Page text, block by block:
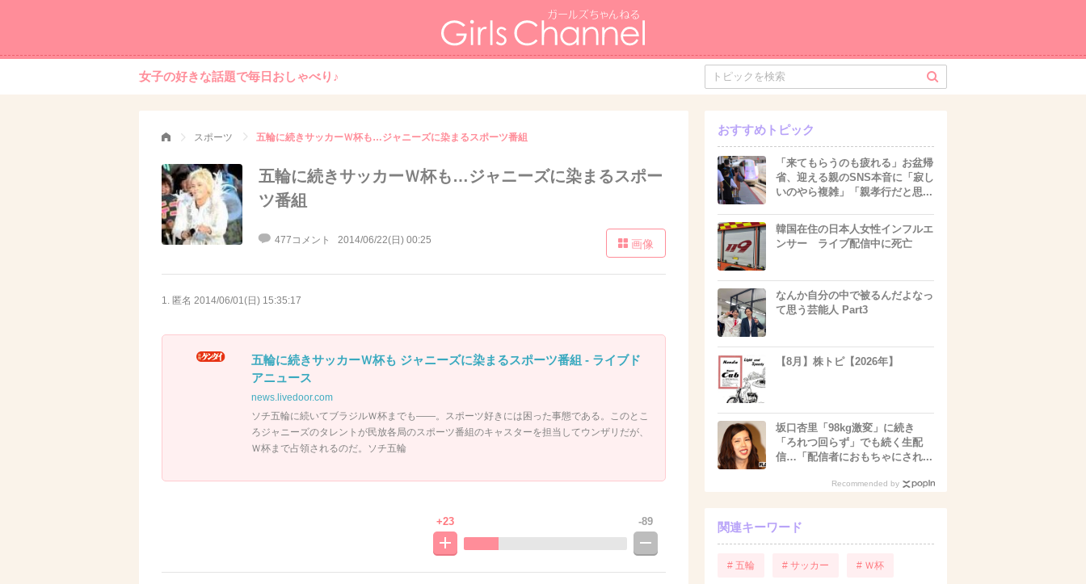
女子の好きな話題で毎日おしゃべり♪
スポーツ 五輪に続きサッカーＷ杯も…ジャニーズに染まるスポーツ番組
五輪に続きサッカーＷ杯も…ジャニーズに染まるスポー
ツ番組
477コメント 2014/06/22(日) 00:25 画像
1. 匿名 2014/06/01(日) 15:35:17
五輪に続きサッカーＷ杯も ジャニーズに染まるスポーツ番組 - ライブド
アニュース
news.livedoor.com
ソチ五輪に続いてブラジルＷ杯までも――。スポーツ好きには困った事態である。このとこ
ろジャニーズのタレントが民放各局のスポーツ番組のキャスターを担当してウンザリだが、
Ｗ杯まで占領されるのだ。ソチ五輪
+23 -89
おすすめトピック
「来てもらうのも疲れる」お盆帰
省、迎える親のSNS本音に「寂し
いのやら複雑」「親孝行だと思...
韓国在住の日本人女性インフルエ
ンサー ライブ配信中に死亡
なんか自分の中で被るんだよなっ
て思う芸能人 Part3
【8月】株トピ【2026年】
坂口杏里「98kg激変」に続き
「ろれつ回らず」でも続く生配
信…「配信者におもちゃにされ...
Recommended by
関連キーワード
# 五輪 # サッカー # Ｗ杯